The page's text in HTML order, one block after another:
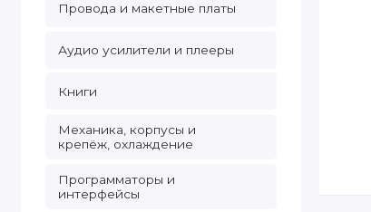
Провода и макетные платы
Аудио усилители и плееры
Книги
Механика, корпусы и
крепёж, охлаждение
Программаторы и
интерфейсы